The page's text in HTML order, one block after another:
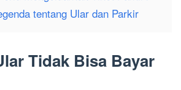
tentang Ular dan Parkir
Tidak Bisa Bayar